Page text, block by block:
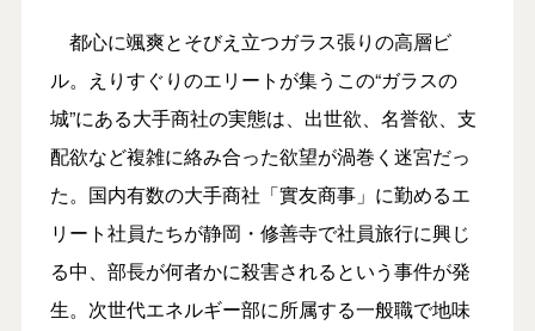
都心に颯爽とそびえ立つガラス張りの高層ビ
ル。えりすぐりのエリートが集うこの“ガラスの
城”にある大手商社の実態は、出世欲、名誉欲、支
配欲など複雑に絡み合った欲望が渦巻く迷宮だっ
た。国内有数の大手商社「實友商事」に勤めるエ
リート社員たちが静岡・修善寺で社員旅行に興じ
る中、部長が何者かに殺害されるという事件が発
生。次世代エネルギー部に所属する一般職で地味